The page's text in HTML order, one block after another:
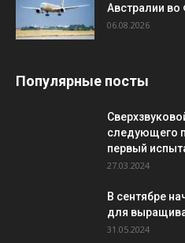
Австралии во
06.08.2026
Популярные посты
следующего
первый
27.03.2024
В сентябре
для
31.05.2024